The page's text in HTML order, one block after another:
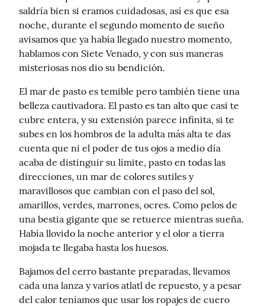
saldría bien si eramos cuidadosas, así es que esa
noche, durante el segundo momento de sueño
avisamos que ya había llegado nuestro momento,
hablamos con Siete Venado, y con sus maneras
misteriosas nos dio su bendición.
El mar de pasto es temible pero también tiene una
belleza cautivadora. El pasto es tan alto que casi te
cubre entera, y su extensión parece infinita, si te
subes en los hombros de la adulta más alta te das
cuenta que ni el poder de tus ojos a medio día
acaba de distinguir su límite, pasto en todas las
direcciones, un mar de colores sutiles y
maravillosos que cambian con el paso del sol,
amarillos, verdes, marrones, ocres. Como pelos de
una bestia gigante que se retuerce mientras sueña.
Había llovido la noche anterior y el olor a tierra
mojada te llegaba hasta los huesos.
Bajamos del cerro bastante preparadas, llevamos
cada una lanza y varios atlatl de repuesto, y a pesar
del calor teníamos que usar los ropajes de cuero